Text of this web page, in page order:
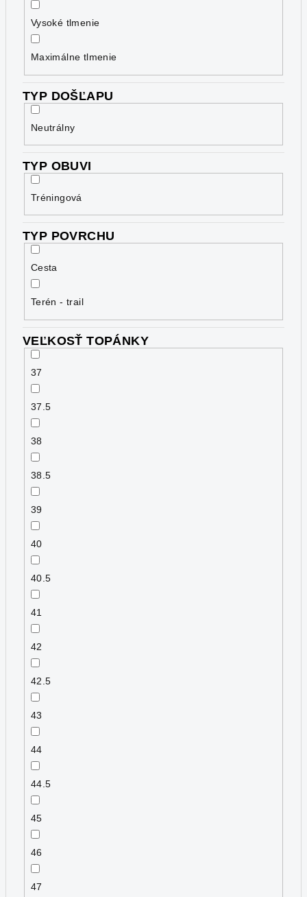
Vysoké tlmenie
Maximálne tlmenie
TYP DOŠĽAPU
Neutrálny
TYP OBUVI
Tréningová
TYP POVRCHU
Cesta
Terén - trail
VEĽKOSŤ TOPÁNKY
37
37.5
38
38.5
39
40
40.5
41
42
42.5
43
44
44.5
45
46
47